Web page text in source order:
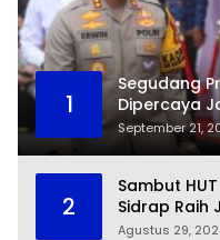
1
Segudang
Dipercaya
September 21,
2
Sambut
Sidrap Raih
Zona 5
Agustus 29,